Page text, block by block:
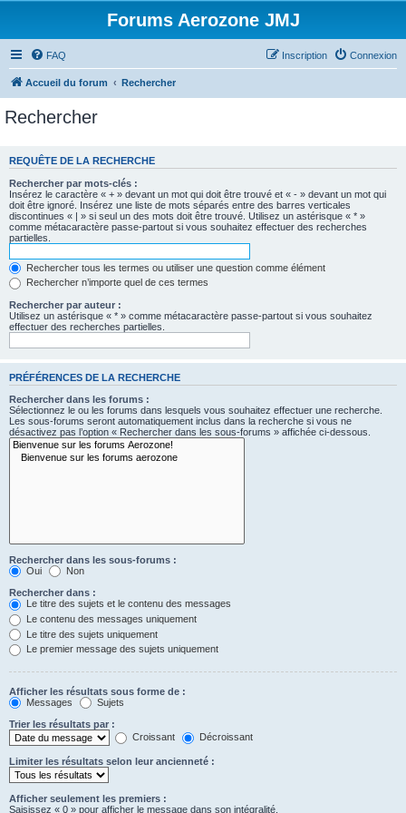
Forums Aerozone JMJ
FAQ Connexion
Inscription
Accueil du forum Rechercher
Rechercher
REQUÊTE DE LA RECHERCHE
Rechercher par mots-clés :
Insérez le caractère « + » devant un mot qui doit être trouvé et « - » devant un mot qui
doit être ignoré. Insérez une liste de mots séparés entre des barres verticales
discontinues « | » si seul un des mots doit être trouvé. Utilisez un astérisque « * »
comme métacaractère passe-partout si vous souhaitez effectuer des recherches
partielles.
Rechercher tous les termes ou utiliser une question comme élément
Rechercher n’importe quel de ces termes
Rechercher par auteur :
Utilisez un astérisque « * » comme métacaractère passe-partout si vous souhaitez
effectuer des recherches partielles.
PRÉFÉRENCES DE LA RECHERCHE
Rechercher dans les forums :
Sélectionnez le ou les forums dans lesquels vous souhaitez effectuer une recherche.
Les sous-forums seront automatiquement inclus dans la recherche si vous ne
désactivez pas l’option « Rechercher dans les sous-forums » affichée ci-dessous.
Rechercher dans les sous-forums :
Oui
Non
Rechercher dans :
Le titre des sujets et le contenu des messages
Le contenu des messages uniquement
Le titre des sujets uniquement
Le premier message des sujets uniquement
Afficher les résultats sous forme de :
Messages
Sujets
Trier les résultats par :
Croissant
Décroissant
Limiter les résultats selon leur ancienneté :
Afficher seulement les premiers :
Saisissez « 0 » pour afficher le message dans son intégralité.